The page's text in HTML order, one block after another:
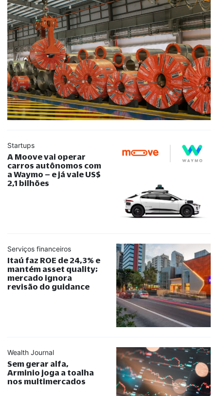
Startups
A Moove vai operar
carros autônomos com
a Waymo – e já vale US$
2,1 bilhões
Serviços financeiros
Itaú faz ROE de 24,3% e
mantém asset quality;
mercado ignora
revisão do guidance
Wealth Journal
Sem gerar alfa,
Arminio joga a toalha
nos multimercados